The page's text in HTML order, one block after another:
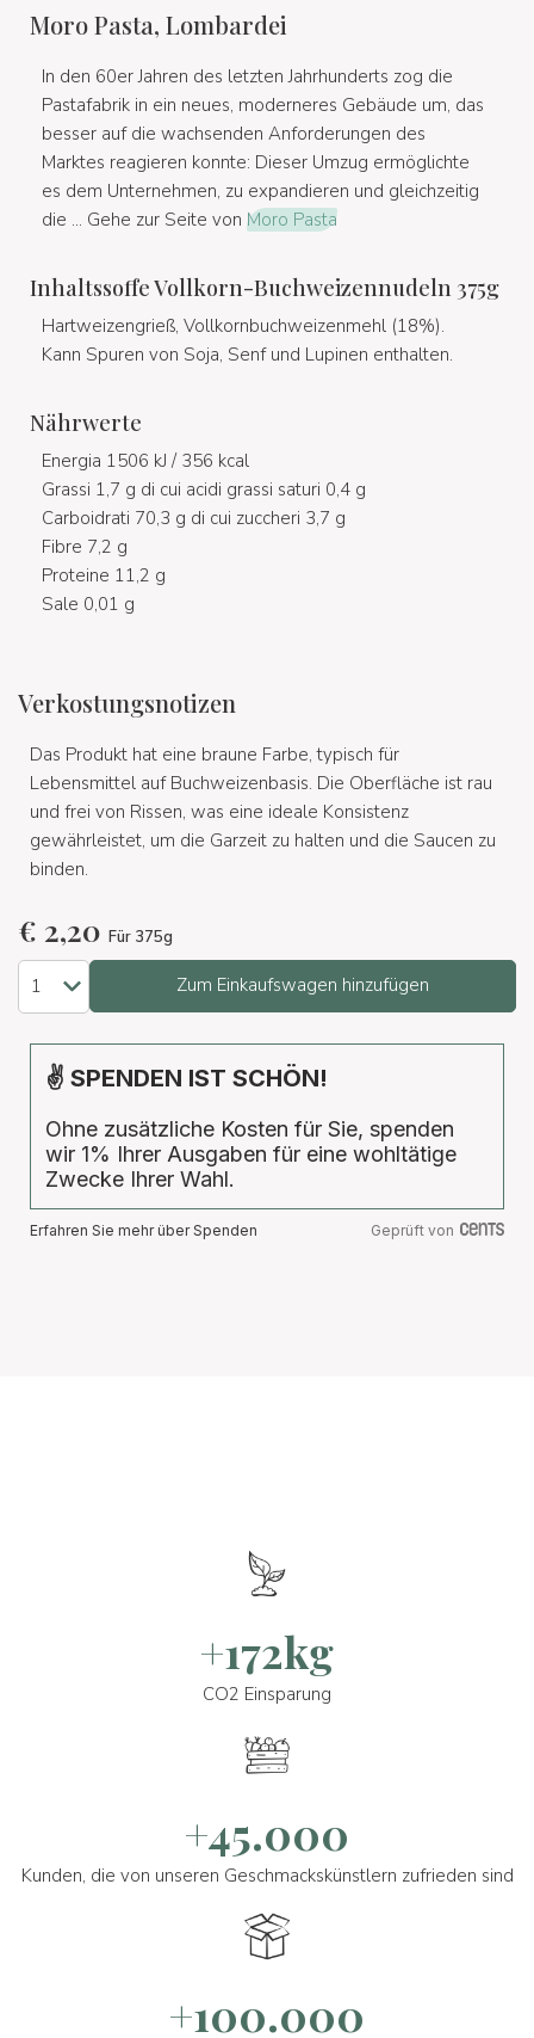
Moro Pasta, Lombardei
In den 60er Jahren des letzten Jahrhunderts zog die
Pastafabrik in ein neues, moderneres Gebäude um, das
besser auf die wachsenden Anforderungen des
Marktes reagieren konnte: Dieser Umzug ermöglichte
es dem Unternehmen, zu expandieren und gleichzeitig
die ... Gehe zur Seite von Moro Pasta
Inhaltssoffe Vollkorn-Buchweizennudeln 375g
Hartweizengrieß, Vollkornbuchweizenmehl (18%).
Kann Spuren von Soja, Senf und Lupinen enthalten.
Nährwerte
Energia 1506 kJ / 356 kcal
Grassi 1,7 g di cui acidi grassi saturi 0,4 g
Carboidrati 70,3 g di cui zuccheri 3,7 g
Fibre 7,2 g
Proteine 11,2 g
Sale 0,01 g
Verkostungsnotizen
Das Produkt hat eine braune Farbe, typisch für
Lebensmittel auf Buchweizenbasis. Die Oberfläche ist rau
und frei von Rissen, was eine ideale Konsistenz
gewährleistet, um die Garzeit zu halten und die Saucen zu
binden.
€ 2,20 Für 375g
Zum Einkaufswagen hinzufügen
✌ SPENDEN IST SCHÖN!
Ohne zusätzliche Kosten für Sie, spenden
wir 1% Ihrer Ausgaben für eine wohltätige
Zwecke Ihrer Wahl.
Erfahren Sie mehr über Spenden Geprüft von
+172kg
CO2 Einsparung
+45.000
Kunden, die von unseren Geschmackskünstlern zufrieden sind
+100.000